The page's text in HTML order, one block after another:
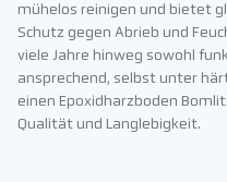
mühelos reinigen und bietet
Schutz gegen Abrieb und
viele Jahre hinweg sowohl
ansprechend, selbst unter
einen Epoxidharzboden
Qualität und Langlebigkeit.